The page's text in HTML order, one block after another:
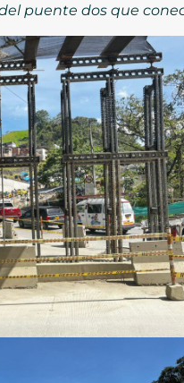
puente dos que